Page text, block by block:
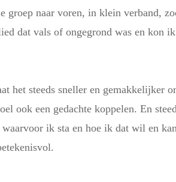
naar voren, in klein verband,
dat vals of ongegrond was en kon
het steeds sneller en
ook een gedachte koppelen. En
ik sta en hoe ik dat wil en